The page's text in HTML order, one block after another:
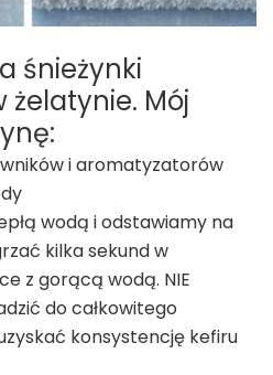
śnieżynki
Mój
i aromatyzatorów
wodą i odstawiamy na
kilka sekund w
z gorącą wodą. NIE
do całkowitego
konsystencję kefiru